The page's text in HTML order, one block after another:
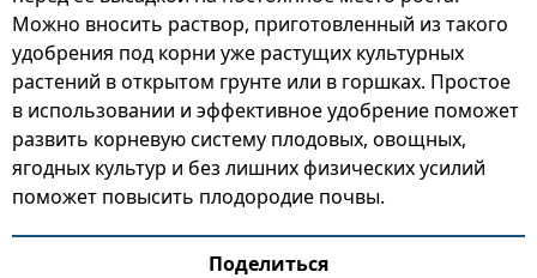
Можно вносить раствор, приготовленный из такого
удобрения под корни уже растущих культурных
растений в открытом грунте или в горшках. Простое
в использовании и эффективное удобрение поможет
развить корневую систему плодовых, овощных,
ягодных культур и без лишних физических усилий
поможет повысить плодородие почвы.
Поделиться